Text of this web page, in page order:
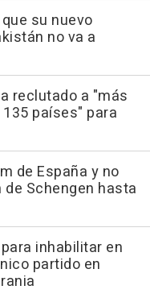
su nuevo
no va a
reclutado a "más
países" para
de España y no
Schengen hasta
inhabilitar en
partido en